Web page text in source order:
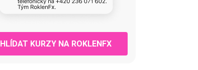
HLÍDAT KURZY NA ROKLENFX